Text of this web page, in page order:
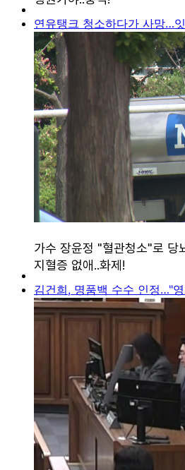
연유탱크 청소하다가 사망…
김건희, 명품백 수수 인정…"